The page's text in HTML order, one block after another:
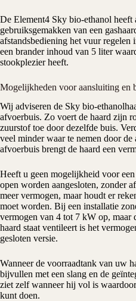
De Element4 Sky bio-ethanol heeft
gebruiksgemakken van een
afstandsbediening het vuur regelen
een brander inhoud van 5 liter
stookplezier heeft.
Mogelijkheden voor aansluiting en
Wij adviseren de Sky bio-
afvoerbuis. Zo voert de haard zijn
zuurstof toe door dezelfde buis.
veel minder waar te nemen door
afvoerbuis brengt de haard een
Heeft u geen mogelijkheid voor
open worden aangesloten, zonder
meer vermogen, maar houdt er
moet worden. Bij een installatie
vermogen van 4 tot 7 kW op, maar
haard staat ventileert is het
gesloten versie.
Wanneer de voorraadtank van uw
bijvullen met een slang en de
ziet zelf wanneer hij vol is
kunt doen.